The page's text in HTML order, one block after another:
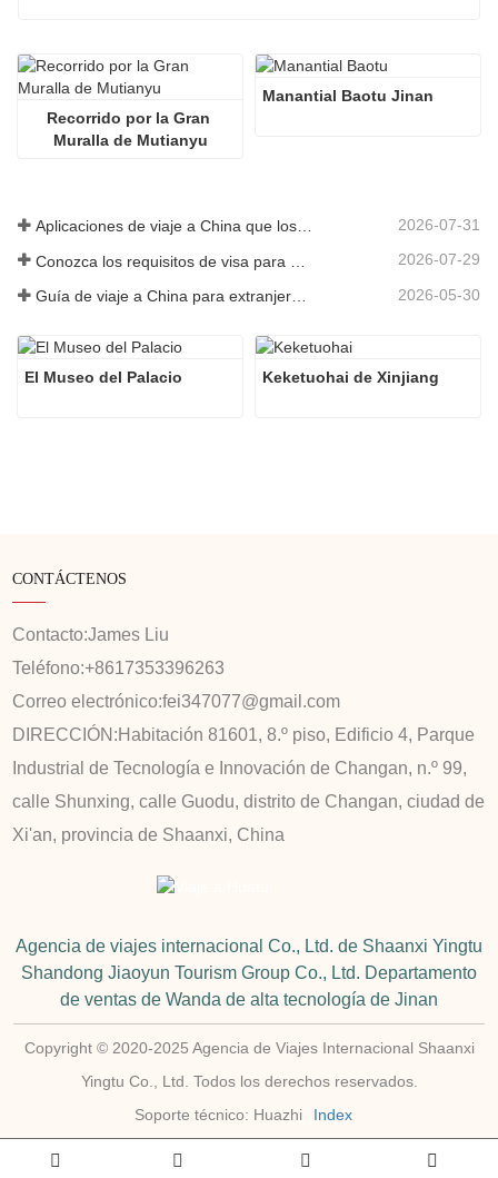
Recorrido por la Gran
Muralla de Mutianyu
Manantial Baotu Jinan
Aplicaciones de viaje a China que los visitantes extranjeros realmente necesitan en 2026 2026-07-31
2026-07-29
2026-05-30
El Museo del Palacio Keketuohai de Xinjiang
CONTÁCTENOS
Contacto:James Liu
Teléfono:+8617353396263
Correo electrónico:fei347077@gmail.com
DIRECCIÓN: Habitación 81601, 8.º piso, Edificio 4, Parque
Industrial de Tecnología e Innovación de Changan, n.º 99,
calle Shunxing, calle Guodu, distrito de Changan, ciudad de
Xi'an, provincia de Shaanxi, China
Agencia de viajes internacional Co., Ltd. de Shaanxi Yingtu
Shandong Jiaoyun Tourism Group Co., Ltd. Departamento
de ventas de Wanda de alta tecnología de Jinan
Copyright © 2020-2025 Agencia de Viajes Internacional Shaanxi
Yingtu Co., Ltd. Todos los derechos reservados.
Soporte técnico: Huazhi
Index